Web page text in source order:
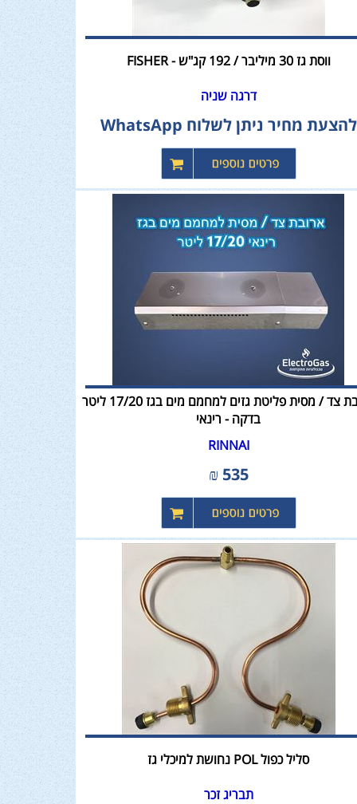
ווסת גז 30 מיליבר / 192 קג"ש - FISHER
דרגה שניה
להצעת מחיר ניתן לשלוח WhatsApp
ארובת צד / מסית פליטת גזים למחמם מים בגז 17/20 ליטר
בדקה - רינאי
RINNAI
535
₪
סליל כפול POL נחושת למיכלי גז
תבריג זכר